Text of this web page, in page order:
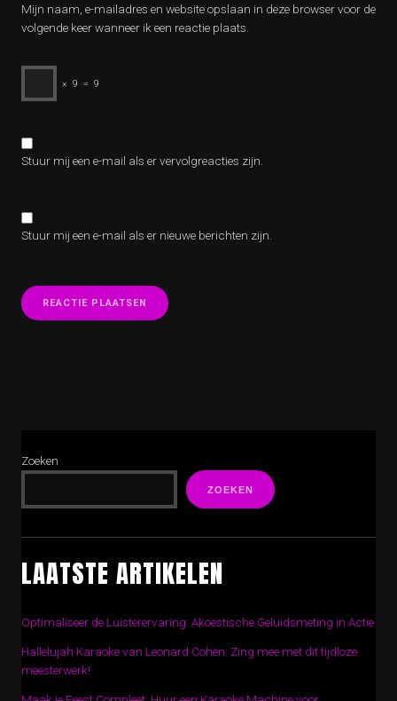
Mijn naam, e-mailadres en website opslaan in deze browser voor de
volgende keer wanneer ik een reactie plaats.
× 9 = 9
Stuur mij een e-mail als er vervolgreacties zijn.
Stuur mij een e-mail als er nieuwe berichten zijn.
Zoeken
ZOEKEN
LAATSTE ARTIKELEN
Optimaliseer de Luisterervaring: Akoestische Geluidsmeting in Actie
Hallelujah Karaoke van Leonard Cohen: Zing mee met dit tijdloze
meesterwerk!